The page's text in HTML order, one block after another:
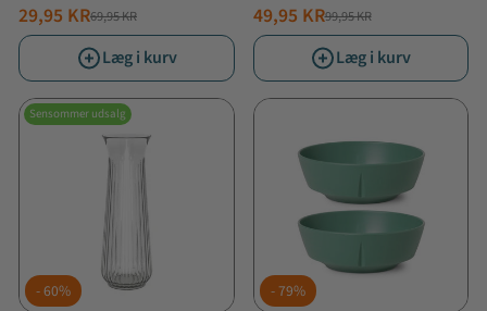
NORMALPRIS
69,95 KR
TILBUDSPRIS
29,95 KR
Læg i kurv
NORMALPRIS
99,95 KR
TILBUDSPRIS
49,95 KR
Læg i kurv
Sensommer udsalg
60% 79%